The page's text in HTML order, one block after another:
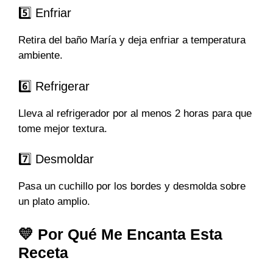
5️⃣ Enfriar
Retira del baño María y deja enfriar a temperatura
ambiente.
6️⃣ Refrigerar
Lleva al refrigerador por al menos 2 horas para que
tome mejor textura.
7️⃣ Desmoldar
Pasa un cuchillo por los bordes y desmolda sobre
un plato amplio.
💛 Por Qué Me Encanta Esta
Receta